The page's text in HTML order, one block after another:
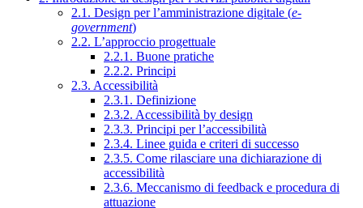
2.1. Design per l’amministrazione digitale (e-
government)
2.2. L’approccio progettuale
2.2.1. Buone pratiche
2.2.2. Principi
2.3. Accessibilità
2.3.1. Definizione
2.3.2. Accessibilità by design
2.3.3. Principi per l’accessibilità
2.3.4. Linee guida e criteri di successo
2.3.5. Come rilasciare una dichiarazione di
accessibilità
2.3.6. Meccanismo di feedback e procedura di
attuazione